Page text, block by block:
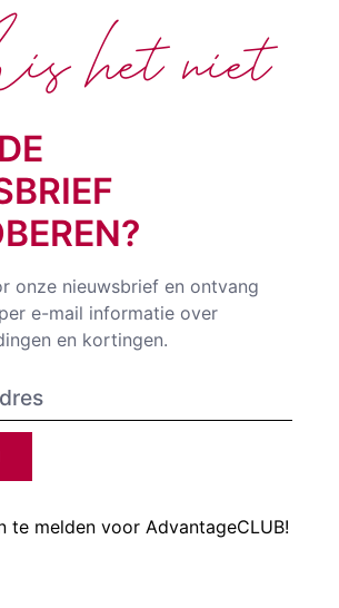
onze nieuwsbrief en ontvang
e-mail informatie over
en kortingen.
te melden voor AdvantageCLUB!
het niet